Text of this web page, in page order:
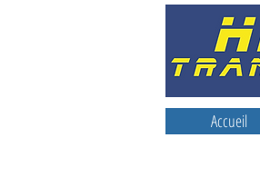
Accueil